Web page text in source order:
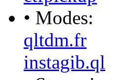
• Modes:
qltdm.fr
instagib.ql